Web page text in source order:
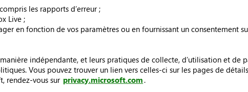
les rapports d’erreur ;
Live ;
en fonction de vos paramètres ou en fournissant un consentement
indépendante, et leurs pratiques de collecte, d’utilisation et de
Vous pouvez trouver un lien vers celles-ci sur les pages de
rendez-vous sur privacy.microsoft.com .